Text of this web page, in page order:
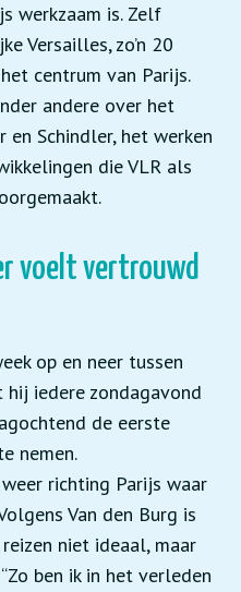
werkzaam is. Zelf
Versailles, zo’n 20
centrum van Parijs.
andere over het
en Schindler, het werken
die VLR als
voelt vertrouwd
op en neer tussen
hij iedere zondagavond
de eerste
nemen.
richting Parijs waar
Van den Burg is
niet ideaal, maar
ben ik in het verleden